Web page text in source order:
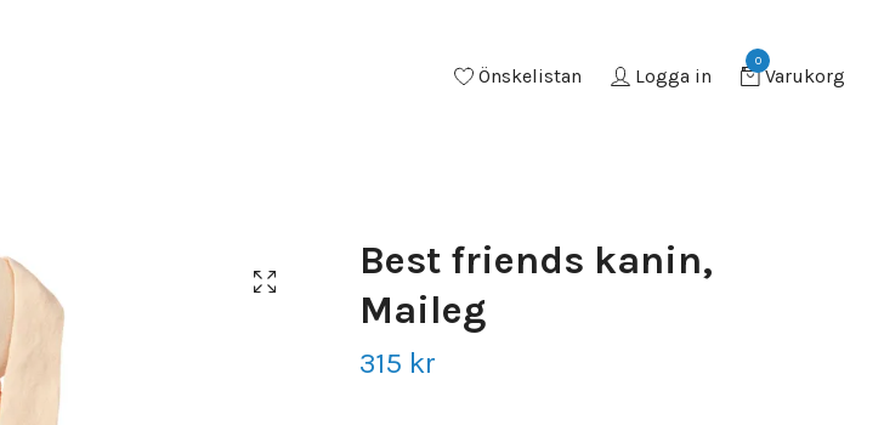
Önskelistan Logga in
0
Varukorg
Best friends kanin,
Maileg
315 kr